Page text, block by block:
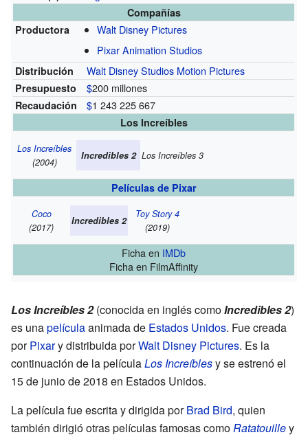
Compañías
Productora
Walt Disney Pictures
Pixar Animation Studios
Distribución Walt Disney Studios Motion Pictures
Presupuesto $200 millones
Recaudación $1 243 225 667
Los Increíbles
Los Increíbles
(2004)
Incredibles 2 Los Increíbles 3
Películas de Pixar
Coco
(2017)
Incredibles 2
Toy Story 4
(2019)
Fichaen IMDb
Fichaen FilmAffinity
Los Increíbles 2(conocida en inglés comoIncredibles 2)
es unapelículaanimada de Estados Unidos. Fue creada
porPixary distribuida porWalt Disney Pictures. Es la
continuación de la películaLos Increíblesy se estrenó el
15 de junio de 2018 en Estados Unidos.
La película fue escrita y dirigida porBrad Bird, quien
también dirigió otras películas famosas comoRatatouilley